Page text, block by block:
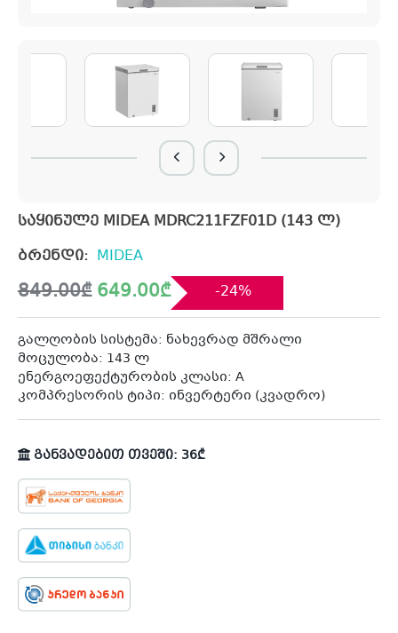
საყინულე MIDEA MDRC211FZF01D (143 ლ)
ბრენდი: MIDEA
849.00₾
Original
was:
849.00₾.
649.00₾
Current
is:
649.00₾.
-24%
გალღობის სისტემა: ნახევრად მშრალი
მოცულობა: 143 ლ
ენერგოეფექტურობის კლასი: A
კომპრესორის ტიპი: ინვერტერი (კვადრო)
განვადებით თვეში: 36₾